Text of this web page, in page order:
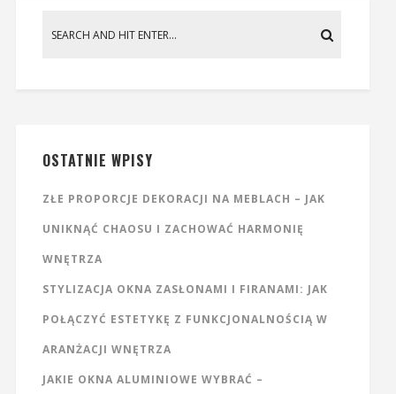
OSTATNIE WPISY
ZŁE PROPORCJE DEKORACJI NA MEBLACH – JAK
UNIKNĄĆ CHAOSU I ZACHOWAĆ HARMONIĘ
WNĘTRZA
STYLIZACJA OKNA ZASŁONAMI I FIRANAMI: JAK
POŁĄCZYĆ ESTETYKĘ Z FUNKCJONALNOŚCIĄ W
ARANŻACJI WNĘTRZA
JAKIE OKNA ALUMINIOWE WYBRAĆ –